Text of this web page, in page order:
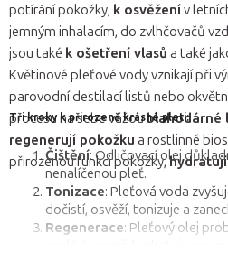
potírání pokožky, k osvěženív
jemným inhalacím, do zvlhčovačů
jsou také k ošetření vlasů a také
Květinové pleťové vody vznikají při
parovodní destilací listů nebo
procesu na sebe vážoublahodárné
regenerují pokožku a rostlinné
přirozenou funkci pokožky,hydratují
Tři kroky k přirozeně krásné pleti:
Čištění: Odličovací olej
nenalíčenou pleť.
Tonizace: Pleťová voda
dočistí, osvěží, tonizuje a
Regenerace: Pleťový olej